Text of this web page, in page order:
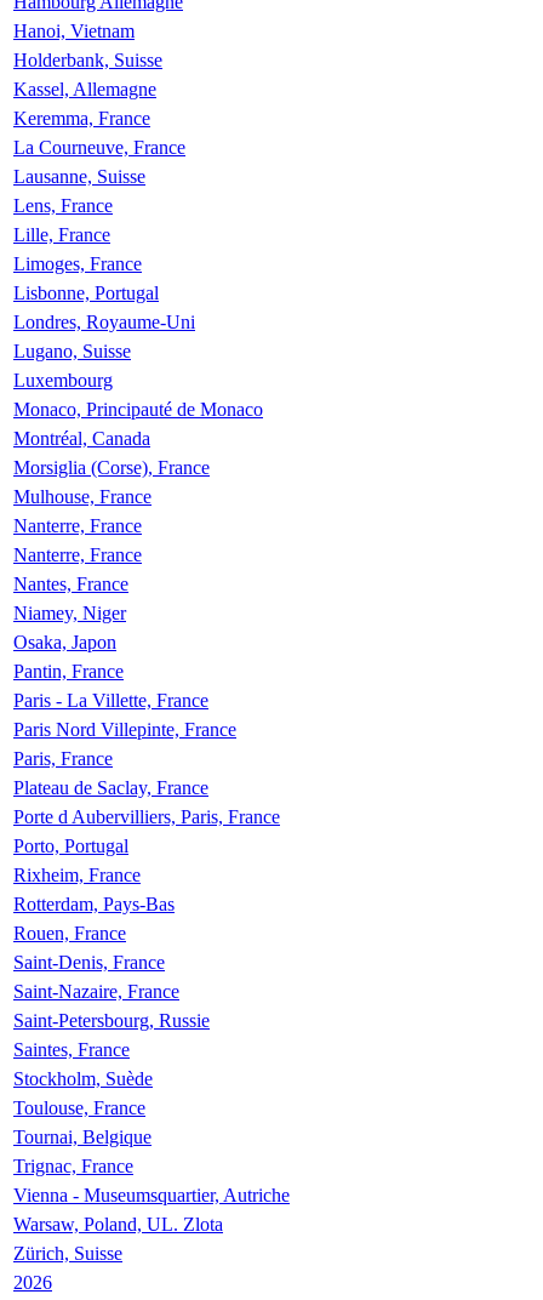
Hanoi, Vietnam
Holderbank, Suisse
Kassel, Allemagne
Keremma, France
La Courneuve, France
Lausanne, Suisse
Lens, France
Lille, France
Limoges, France
Lisbonne, Portugal
Londres, Royaume-Uni
Lugano, Suisse
Luxembourg
Monaco, Principauté de Monaco
Montréal, Canada
Morsiglia (Corse), France
Mulhouse, France
Nanterre, France
Nanterre, France
Nantes, France
Niamey, Niger
Osaka, Japon
Pantin, France
Paris - La Villette, France
Paris Nord Villepinte, France
Paris, France
Plateau de Saclay, France
Porte d Aubervilliers, Paris, France
Porto, Portugal
Rixheim, France
Rotterdam, Pays-Bas
Rouen, France
Saint-Denis, France
Saint-Nazaire, France
Saint-Petersbourg, Russie
Saintes, France
Stockholm, Suède
Toulouse, France
Tournai, Belgique
Trignac, France
Vienna - Museumsquartier, Autriche
Warsaw, Poland, UL. Zlota
Zürich, Suisse
2026